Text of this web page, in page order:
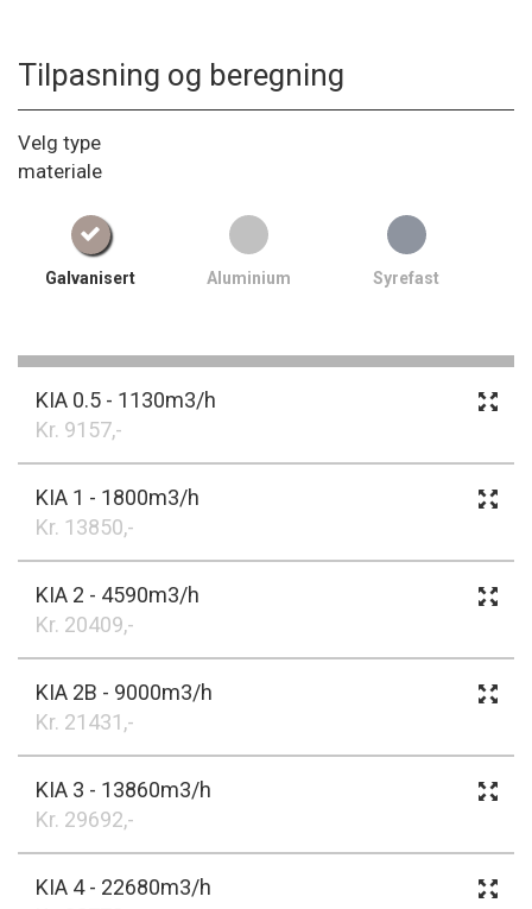
Tilpasning og beregning
Velg type
materiale
Galvanisert Aluminium Syrefast
KIA 0.5 - 1130m3/h
Kr. 9157,-
KIA 1 - 1800m3/h
Kr. 13850,-
KIA 2 - 4590m3/h
Kr. 20409,-
KIA 2B - 9000m3/h
Kr. 21431,-
KIA 3 - 13860m3/h
Kr. 29692,-
KIA 4 - 22680m3/h